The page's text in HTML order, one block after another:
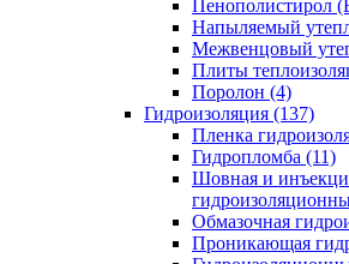
Пенополистирол
Напыляемый
Межвенцовый
Плиты
Поролон (4)
Гидроизоляция (137)
Пленка
Гидропломба (11)
Шовная и
Обмазочная
Проникающая